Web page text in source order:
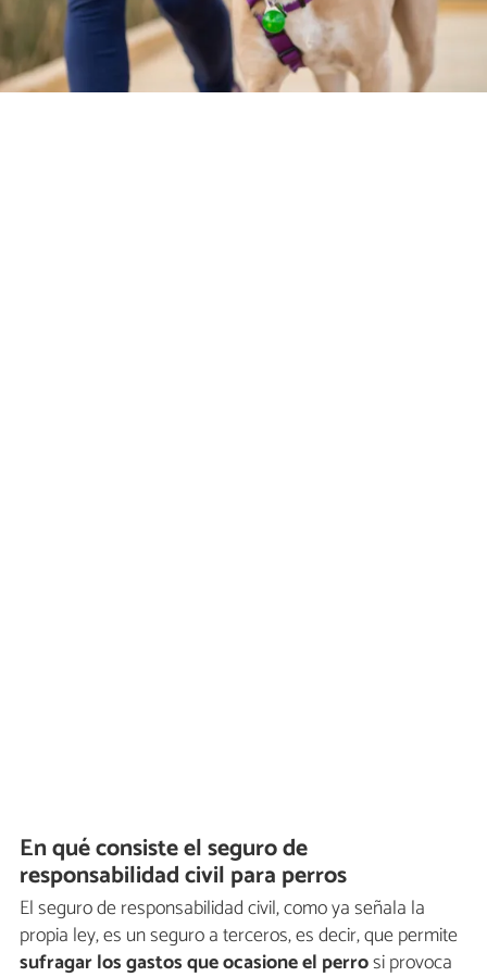
En qué consiste el seguro de
responsabilidad civil para perros
El seguro de responsabilidad civil, como ya señala la
propia ley, es un seguro a terceros, es decir, que permite
sufragar los gastos que ocasione el perrosi provoca